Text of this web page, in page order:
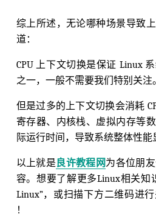
综上所述，无论哪种场景导致
道：
CPU 上下文切换是保证 Linux
之一，一般不需要我们特别关注。
但是过多的上下文切换会消耗
寄存器、内核栈、虚拟内存等
际运行时间，导致系统整体性能
以上就是良许教程网为各位朋
容。想要了解更多Linux相关知
Linux”，或扫描下方二维码进
！